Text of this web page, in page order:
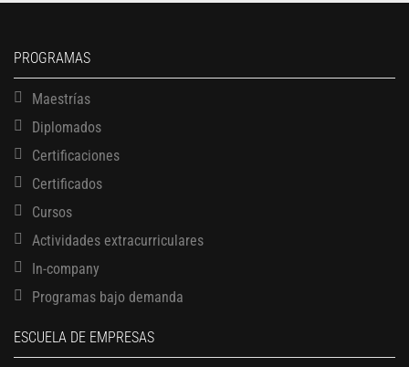
PROGRAMAS
Maestrías
Diplomados
Certificaciones
Certificados
Cursos
Actividades extracurriculares
In-company
Programas bajo demanda
ESCUELA DE EMPRESAS